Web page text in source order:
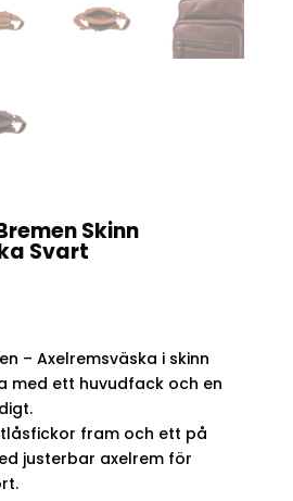
Skinn
Svart
– Axelremsväska i skinn
med ett huvudfack och en
fram och ett på
justerbar axelrem för